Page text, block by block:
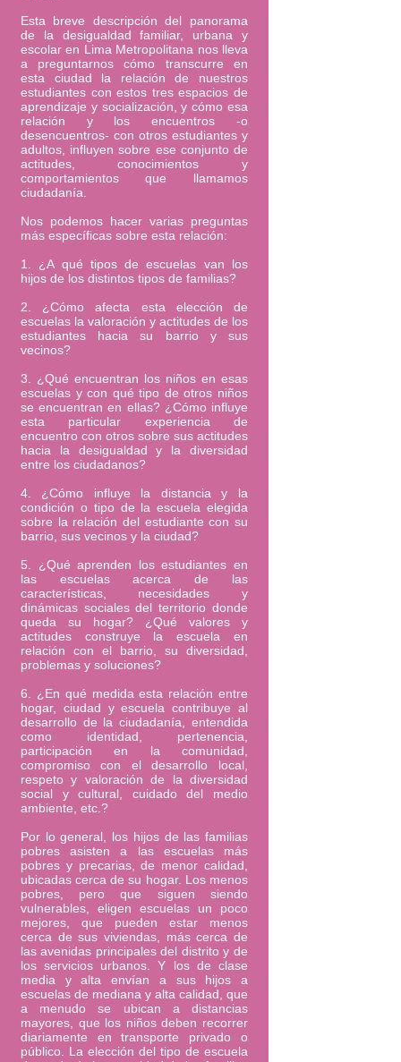
Esta breve descripción del panorama
de la desigualdad familiar, urbana y
escolar en Lima Metropolitana nos lleva
a preguntarnos cómo transcurre en
esta ciudad la relación de nuestros
estudiantes con estos tres espacios de
aprendizaje y socialización, y cómo esa
relación y los encuentros -o
desencuentros- con otros estudiantes y
adultos, influyen sobre ese conjunto de
actitudes, conocimientos y
comportamientos que llamamos
ciudadanía.
Nos podemos hacer varias preguntas
más específicas sobre esta relación:
1. ¿A qué tipos de escuelas van los
hijos de los distintos tipos de familias?
2. ¿Cómo afecta esta elección de
escuelas la valoración y actitudes de los
estudiantes hacia su barrio y sus
vecinos?
3. ¿Qué encuentran los niños en esas
escuelas y con qué tipo de otros niños
se encuentran en ellas? ¿Cómo influye
esta particular experiencia de
encuentro con otros sobre sus actitudes
hacia la desigualdad y la diversidad
entre los ciudadanos?
4. ¿Cómo influye la distancia y la
condición o tipo de la escuela elegida
sobre la relación del estudiante con su
barrio, sus vecinos y la ciudad?
5. ¿Qué aprenden los estudiantes en
las escuelas acerca de las
características, necesidades y
dinámicas sociales del territorio donde
queda su hogar? ¿Qué valores y
actitudes construye la escuela en
relación con el barrio, su diversidad,
problemas y soluciones?
6. ¿En qué medida esta relación entre
hogar, ciudad y escuela contribuye al
desarrollo de la ciudadanía, entendida
como identidad, pertenencia,
participación en la comunidad,
compromiso con el desarrollo local,
respeto y valoración de la diversidad
social y cultural, cuidado del medio
ambiente, etc.?
Por lo general, los hijos de las familias
pobres asisten a las escuelas más
pobres y precarias, de menor calidad,
ubicadas cerca de su hogar. Los menos
pobres, pero que siguen siendo
vulnerables, eligen escuelas un poco
mejores, que pueden estar menos
cerca de sus viviendas, más cerca de
las avenidas principales del distrito y de
los servicios urbanos. Y los de clase
media y alta envían a sus hijos a
escuelas de mediana y alta calidad, que
a menudo se ubican a distancias
mayores, que los niños deben recorrer
diariamente en transporte privado o
público. La elección del tipo de escuela